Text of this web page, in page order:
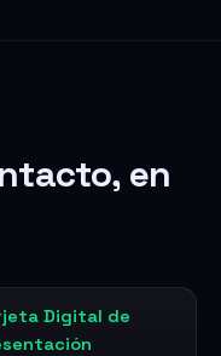
en
Digital de